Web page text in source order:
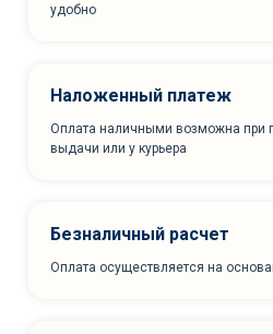
удобно
Наложенный платеж
Оплата наличными возможна при
выдачи или у курьера
Безналичный расчет
Оплата осуществляется на